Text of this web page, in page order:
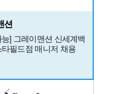
션
] 그레이맨션 신세계백
필드점 매니저 채용